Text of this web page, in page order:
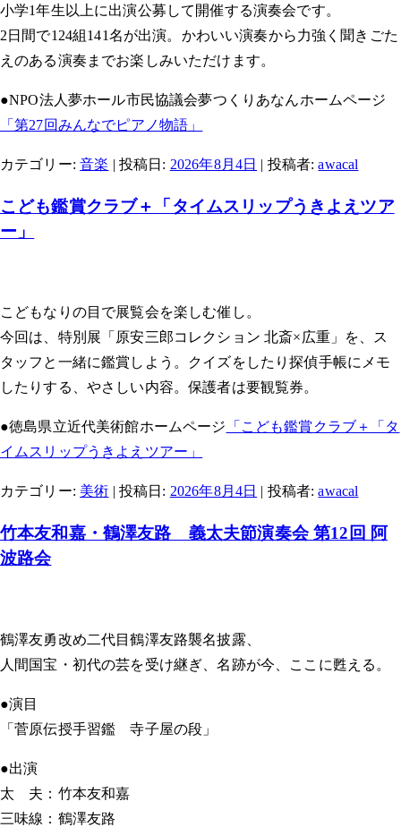
小学1年生以上に出演公募して開催する演奏会です。
2日間で124組141名が出演。かわいい演奏から力強く聞きごた
えのある演奏までお楽しみいただけます。
●NPO法人夢ホール市民協議会夢つくりあなんホームページ
「第27回みんなでピアノ物語」
カテゴリー:音楽 | 投稿日: 2026年8月4日 | 投稿者:awacal
こども鑑賞クラブ＋「タイムスリップうきよえツア
ー」
こどもなりの目で展覧会を楽しむ催し。
今回は、特別展「原安三郎コレクション 北斎×広重」を、ス
タッフと一緒に鑑賞しよう。クイズをしたり探偵手帳にメモ
したりする、やさしい内容。保護者は要観覧券。
●徳島県立近代美術館ホームページ 「こども鑑賞クラブ＋「タ
イムスリップうきよえツアー」
カテゴリー: 美術 | 投稿日: 2026年8月4日 | 投稿者:awacal
竹本友和嘉・鶴澤友路 義太夫節演奏会 第12回 阿
波路会
鶴澤友勇改め二代目鶴澤友路襲名披露、
人間国宝・初代の芸を受け継ぎ、名跡が今、ここに甦える。
●演目
「菅原伝授手習鑑 寺子屋の段」
●出演
太 夫：竹本友和嘉
三味線：鶴澤友路